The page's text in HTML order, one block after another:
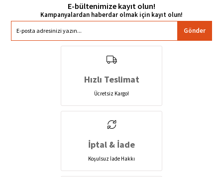
E-bültenimize kayıt olun!
Gönder
Hızlı Teslimat
Ücretsiz Kargo!
İptal & İade
Koşulsuz İade Hakkı